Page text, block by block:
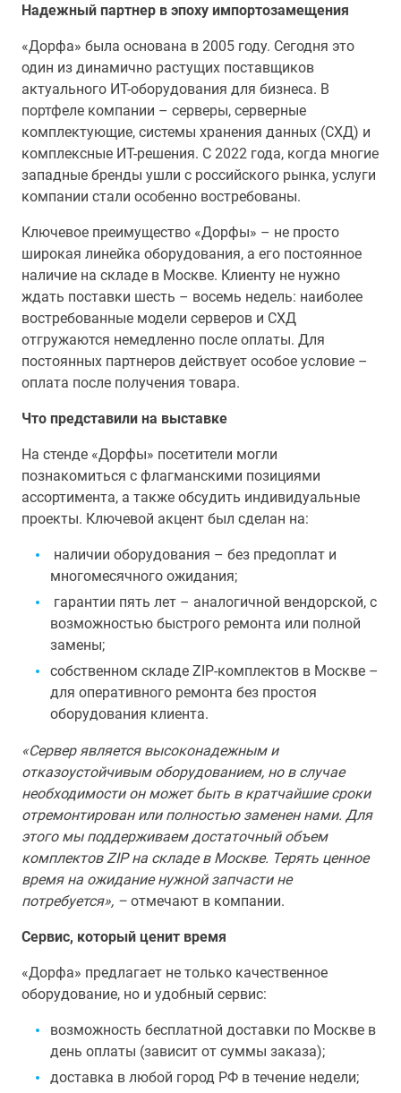
Надежный партнер в эпоху импортозамещения
«Дорфа» была основана в 2005 году. Сегодня это
один из динамично растущих поставщиков
актуального ИТ-оборудования для бизнеса. В
портфеле компании – серверы, серверные
комплектующие, системы хранения данных (СХД) и
комплексные ИТ-решения. С 2022 года, когда многие
западные бренды ушли с российского рынка, услуги
компании стали особенно востребованы.
Ключевое преимущество «Дорфы» – не просто
широкая линейка оборудования, а его постоянное
наличие на складе в Москве. Клиенту не нужно
ждать поставки шесть – восемь недель: наиболее
востребованные модели серверов и СХД
отгружаются немедленно после оплаты. Для
постоянных партнеров действует особое условие –
оплата после получения товара.
Что представили на выставке
На стенде «Дорфы» посетители могли
познакомиться с флагманскими позициями
ассортимента, а также обсудить индивидуальные
проекты. Ключевой акцент был сделан на:
наличии оборудования – без предоплат и
многомесячного ожидания;
гарантии пять лет – аналогичной вендорской, с
возможностью быстрого ремонта или полной
замены;
собственном складе ZIP-комплектов в Москве –
для оперативного ремонта без простоя
оборудования клиента.
«Сервер является высоконадежным и
отказоустойчивым оборудованием, но в случае
необходимости он может быть в кратчайшие сроки
отремонтирован или полностью заменен нами. Для
этого мы поддерживаем достаточный объем
комплектов ZIP на складе в Москве. Терять ценное
время на ожидание нужной запчасти не
потребуется», – отмечают в компании.
Сервис, который ценит время
«Дорфа» предлагает не только качественное
оборудование, но и удобный сервис:
возможность бесплатной доставки по Москве в
день оплаты (зависит от суммы заказа);
доставка в любой город РФ в течение недели;